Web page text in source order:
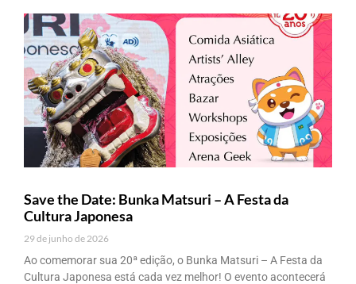
Save the Date: Bunka Matsuri – A Festa da
Cultura Japonesa
29 de junho de 2026
Ao comemorar sua 20ª edição, o Bunka Matsuri – A Festa da
Cultura Japonesa está cada vez melhor! O evento acontecerá